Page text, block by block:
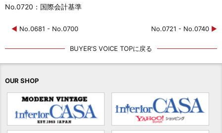
No.0720：国際会計基準
◀ No.0681 - No.0700 No.0721 - No.0740 ▶
BUYER'S VOICE TOPに戻る
OUR SHOP